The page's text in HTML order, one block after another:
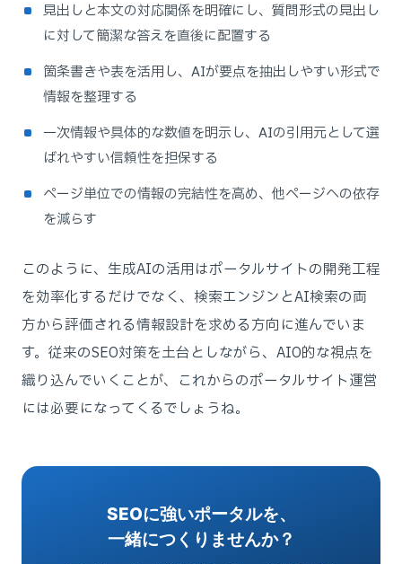
見出しと本文の対応関係を明確にし、質問形式の見出し
に対して簡潔な答えを直後に配置する
箇条書きや表を活用し、AIが要点を抽出しやすい形式で
情報を整理する
一次情報や具体的な数値を明示し、AIの引用元として選
ばれやすい信頼性を担保する
ページ単位での情報の完結性を高め、他ページへの依存
を減らす
このように、生成AIの活用はポータルサイトの開発工程
を効率化するだけでなく、検索エンジンとAI検索の両
方から評価される情報設計を求める方向に進んでいま
す。従来のSEO対策を土台としながら、AIO的な視点を
織り込んでいくことが、これからのポータルサイト運営
には必要になってくるでしょうね。
SEOに強いポータルを、
一緒につくりませんか？